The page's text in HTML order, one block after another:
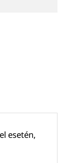
esetén,